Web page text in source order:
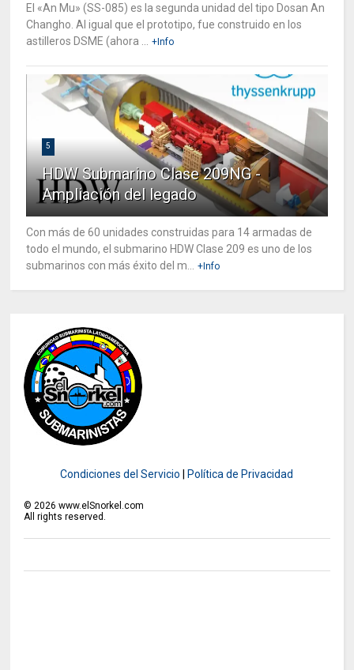
El «An Mu» (SS-085) es la segunda unidad del tipo Dosan An
Changho. Al igual que el prototipo, fue construido en los
astilleros DSME (ahora ...
+Info
5
HDW Submarino Clase 209NG -
Ampliación del legado
Con más de 60 unidades construidas para 14 armadas de
todo el mundo, el submarino HDW Clase 209 es uno de los
submarinos con más éxito del m...
+Info
Condiciones del Servicio Política de Privacidad
© 2026 www.elSnorkel.com
All rights reserved.